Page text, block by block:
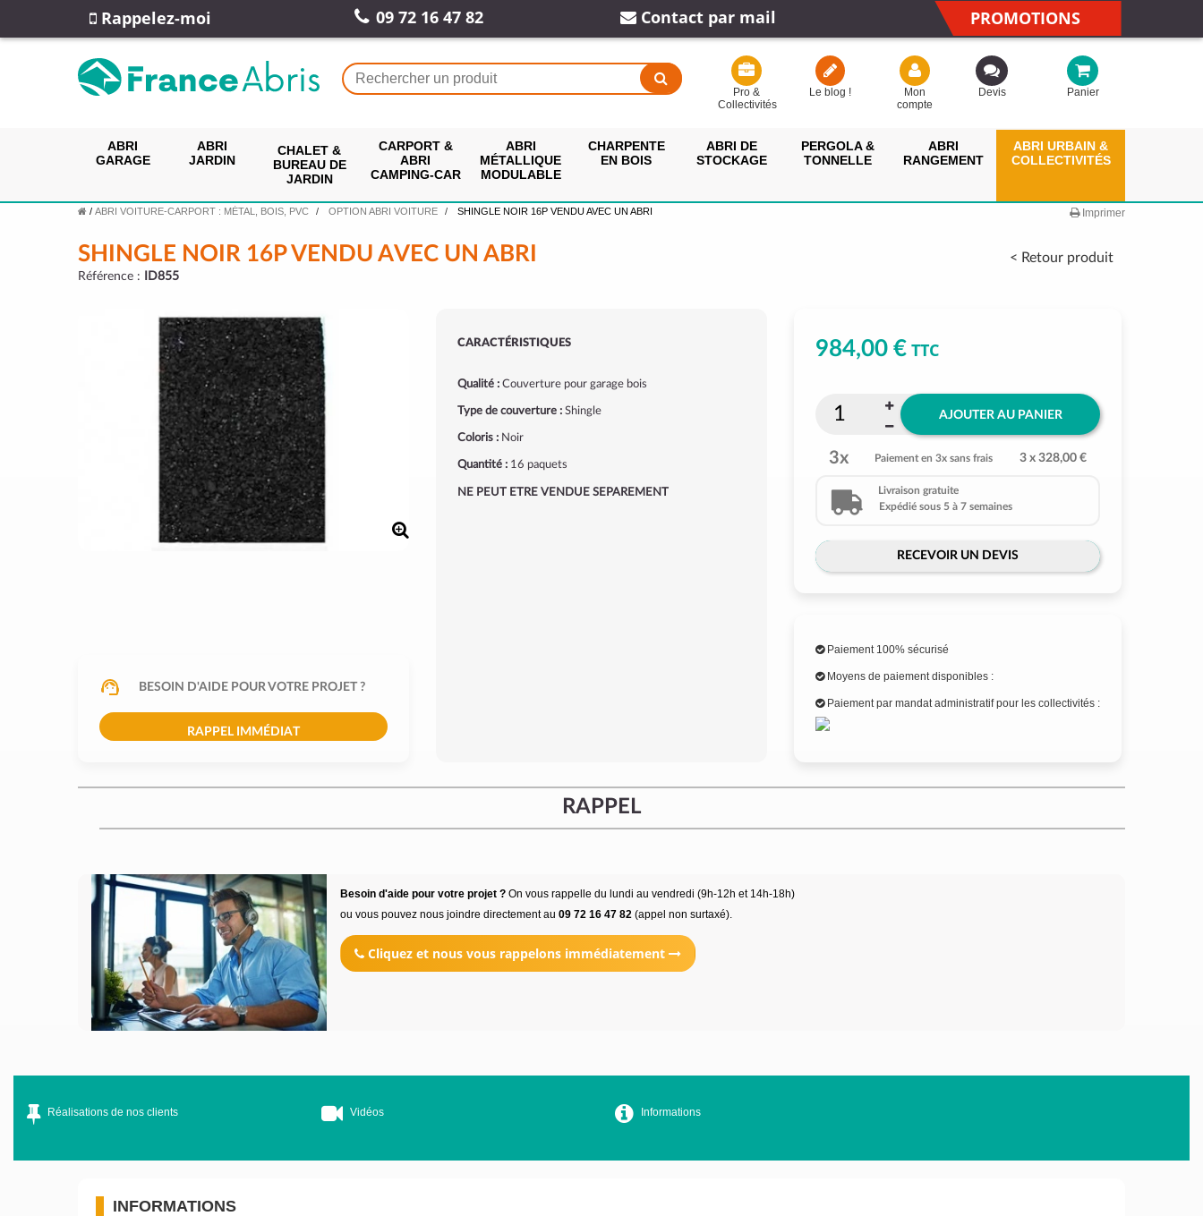
Rappelez-moi 09 72 16 47 82 Contact par mail PROMOTIONS
Pro &
Collectivités
Le blog !
Mon
compte
Devis Panier
ABRI
GARAGE
ABRI
JARDIN
CHALET &
BUREAU DE
JARDIN
CARPORT &
ABRI
CAMPING-CAR
ABRI
MÉTALLIQUE
MODULABLE
CHARPENTE
EN BOIS
ABRI DE
STOCKAGE
PERGOLA &
TONNELLE
ABRI
RANGEMENT
ABRI URBAIN &
COLLECTIVITÉS
/ ABRI VOITURE-CARPORT : MÉTAL, BOIS, PVC OPTION ABRI VOITURE SHINGLE NOIR 16P VENDU AVEC UN ABRI Imprimer
< Retour produit
SHINGLE NOIR 16P VENDU AVEC UN ABRI
Référence : ID855
BESOIN D'AIDE POUR VOTRE PROJET ?
RAPPEL IMMÉDIAT
CARACTÉRISTIQUES
Qualité :Couverture pour garage bois
Type de couverture :Shingle
Coloris : Noir
Quantité :16 paquets
NE PEUT ETRE VENDUE SEPAREMENT
984,00 €TTC
AJOUTER AU PANIER
3x Paiement en 3x sans frais 3 x 328,00 €
Livraison gratuite
Expédié sous 5 à 7 semaines
RECEVOIR UN DEVIS
Paiement 100% sécurisé
Moyens de paiement disponibles :
Paiement par mandat administratif pour les collectivités :
RAPPEL
Besoin d'aide pour votre projet ?On vous rappelle du lundi au vendredi (9h-12h et 14h-18h)
ou vous pouvez nous joindre directement au 09 72 16 47 82(appel non surtaxé).
Cliquez et nous vous rappelons immédiatement
Réalisations de nos clients Vidéos Informations
INFORMATIONS